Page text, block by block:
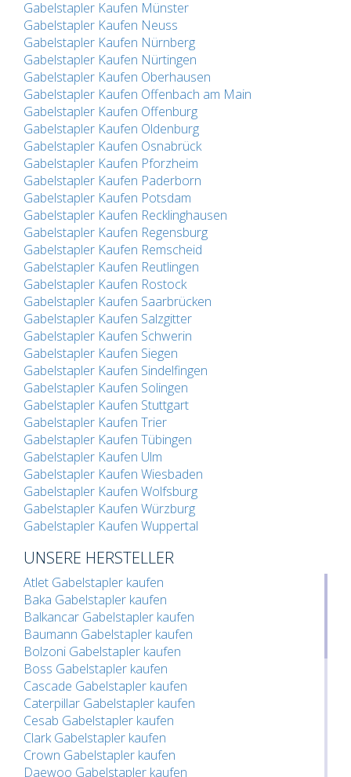
Gabelstapler Kaufen Münster
Gabelstapler Kaufen Neuss
Gabelstapler Kaufen Nürnberg
Gabelstapler Kaufen Nürtingen
Gabelstapler Kaufen Oberhausen
Gabelstapler Kaufen Offenbach am Main
Gabelstapler Kaufen Offenburg
Gabelstapler Kaufen Oldenburg
Gabelstapler Kaufen Osnabrück
Gabelstapler Kaufen Pforzheim
Gabelstapler Kaufen Paderborn
Gabelstapler Kaufen Potsdam
Gabelstapler Kaufen Recklinghausen
Gabelstapler Kaufen Regensburg
Gabelstapler Kaufen Remscheid
Gabelstapler Kaufen Reutlingen
Gabelstapler Kaufen Rostock
Gabelstapler Kaufen Saarbrücken
Gabelstapler Kaufen Salzgitter
Gabelstapler Kaufen Schwerin
Gabelstapler Kaufen Siegen
Gabelstapler Kaufen Sindelfingen
Gabelstapler Kaufen Solingen
Gabelstapler Kaufen Stuttgart
Gabelstapler Kaufen Trier
Gabelstapler Kaufen Tübingen
Gabelstapler Kaufen Ulm
Gabelstapler Kaufen Wiesbaden
Gabelstapler Kaufen Wolfsburg
Gabelstapler Kaufen Würzburg
Gabelstapler Kaufen Wuppertal
UNSERE HERSTELLER
Atlet Gabelstapler kaufen
Baka Gabelstapler kaufen
Balkancar Gabelstapler kaufen
Baumann Gabelstapler kaufen
Bolzoni Gabelstapler kaufen
Boss Gabelstapler kaufen
Cascade Gabelstapler kaufen
Caterpillar Gabelstapler kaufen
Cesab Gabelstapler kaufen
Clark Gabelstapler kaufen
Crown Gabelstapler kaufen
Daewoo Gabelstapler kaufen